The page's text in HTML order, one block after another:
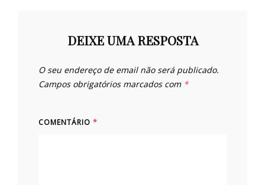
DEIXE UMA RESPOSTA
O seu endereço de email não será publicado.
Campos obrigatórios marcados com *
COMENTÁRIO *